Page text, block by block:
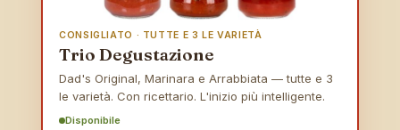
CONSIGLIATO · TUTTE E 3 LE VARIETÀ
Trio Degustazione
Dad's Original, Marinara e Arrabbiata — tutte e 3
le varietà. Con ricettario. L'inizio più intelligente.
Disponibile